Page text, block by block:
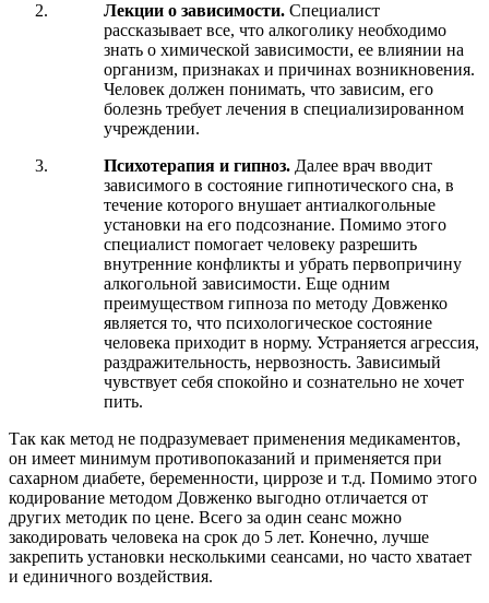
Лекции о зависимости.Специалист
рассказывает все, что алкоголику необходимо
знать о химической зависимости, ее влиянии на
организм, признаках и причинах возникновения.
Человек должен понимать, что зависим, его
болезнь требует лечения в специализированном
учреждении.
Психотерапия и гипноз. Далее врач вводит
зависимого в состояние гипнотического сна, в
течение которого внушает антиалкогольные
установки на его подсознание. Помимо этого
специалист помогает человеку разрешить
внутренние конфликты и убрать первопричину
алкогольной зависимости. Еще одним
преимуществом гипноза по методу Довженко
является то, что психологическое состояние
человека приходит в норму. Устраняется агрессия,
раздражительность, нервозность. Зависимый
чувствует себя спокойно и сознательно не хочет
пить.
Так как метод не подразумевает применения медикаментов,
он имеет минимум противопоказаний и применяется при
сахарном диабете, беременности, циррозе и т.д. Помимо этого
кодирование методом Довженко выгодно отличается от
других методик по цене. Всего за один сеанс можно
закодировать человека на срок до 5 лет. Конечно, лучше
закрепить установки несколькими сеансами, но часто хватает
и единичного воздействия.